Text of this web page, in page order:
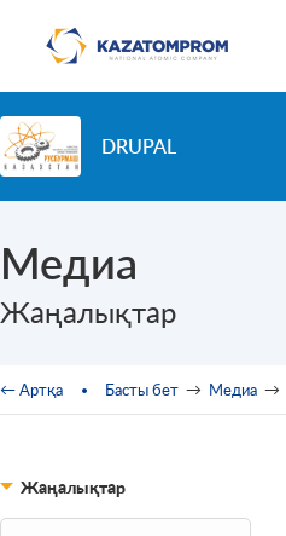
DRUPAL
Медиа
Жаңалықтар
You are here
← Артқа Басты бет → Медиа →
Жаңалықтар